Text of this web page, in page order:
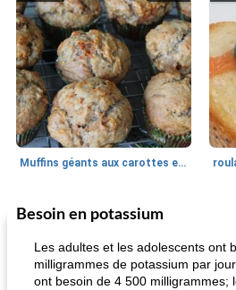
Muffins géants aux carottes et à la banane de Nif
30
Marques de confiance: recettes et
Besoin en potassium
Les adultes et les adolescents ont
milligrammes de potassium par
ont besoin de 4 500 milligrammes;